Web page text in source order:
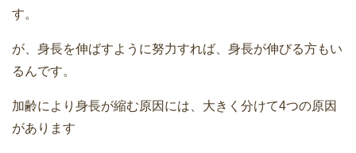
す。
が、身長を伸ばすように努力すれば、身長が伸びる方もい
るんです。
加齢により身長が縮む原因には、大きく分けて4つの原因
があります